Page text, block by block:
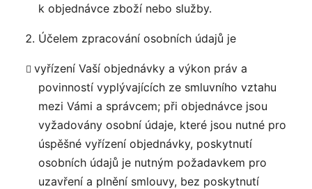
k objednávce zboží nebo služby.
Účelem zpracování osobních údajů je
vyřízení Vaší objednávky a výkon práv a
povinností vyplývajících ze smluvního vztahu
mezi Vámi a správcem; při objednávce jsou
vyžadovány osobní údaje, které jsou nutné pro
úspěšné vyřízení objednávky, poskytnutí
osobních údajů je nutným požadavkem pro
uzavření a plnění smlouvy, bez poskytnutí